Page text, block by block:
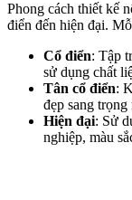
Phong cách thiết kế
điển đến hiện đại.
Cổ điển: Tập
sử dụng chất
Tân cổ điển:
đẹp sang
Hiện đại: Sử
nghiệp, màu